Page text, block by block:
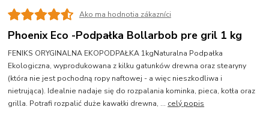
Ako ma hodnotia zákazníci
Phoenix Eco -Podpałka Bollarbob pre gril 1 kg
FENIKS ORYGINALNA EKOPODPAŁKA 1kgNaturalna Podpałka
Ekologiczna, wyprodukowana z kilku gatunków drewna oraz stearyny
(która nie jest pochodną ropy naftowej - a więc nieszkodliwa i
nietrująca). Idealnie nadaje się do rozpalania kominka, pieca, kotła oraz
grilla. Potrafi rozpalić duże kawałki drewna, ... celý popis